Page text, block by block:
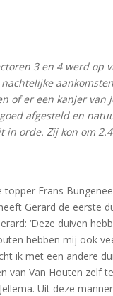
3 en 4 werd op
of er een kanjer
afgesteld en
orde. Zij kon om
Frans
Gerard de eerste
‘Deze duiven
hebben mij ook
ik met een andere
van Van Houten zelf te
Uit deze